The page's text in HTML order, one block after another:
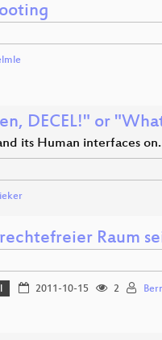
DECEL!" or
its Human interfaces
Raum
2011-10-15 2